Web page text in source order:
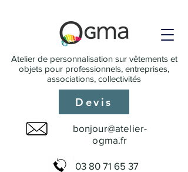
Atelier de personnalisation sur vêtements et
objets pour professionnels, entreprises,
associations, collectivités
bonjour@atelier-
ogma.fr
03 80 71 65 37
Devis